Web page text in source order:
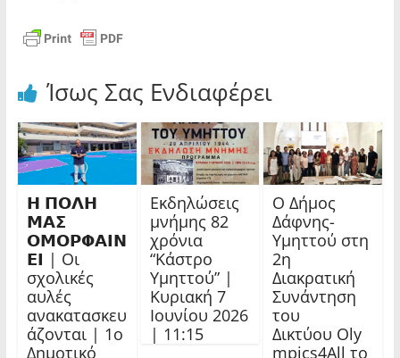
Ίσως Σας Ενδιαφέρει
𝝜 𝝥𝝤𝝠𝝜
𝝡𝝖𝝨
𝝤𝝡𝝤𝝦𝝫𝝖𝝞𝝢
𝝚𝝞 | Οι
σχολικές
αυλές
ανακατασκευ
άζονται | 1ο
Δημοτικό
Εκδηλώσεις
μνήμης 82
χρόνια
“Κάστρο
Υμηττού” |
Κυριακή 7
Ιουνίου 2026
| 11:15
Ο Δήμος
Δάφνης-
Υμηττού στη
2η
Διακρατική
Συνάντηση
του
Δικτύου Oly
mpics4All το